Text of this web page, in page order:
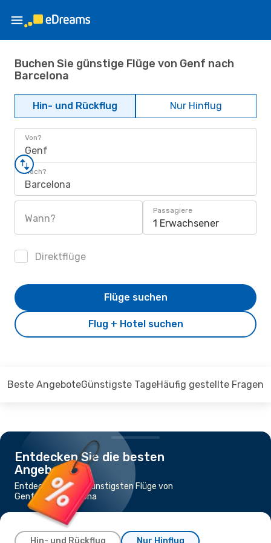
Buchen Sie günstige Flüge von Genf nach
Barcelona
Hin- und Rückflug Nur Hinflug
Von?
Genf
Nach?
Barcelona
Wann?
Passagiere
1 Erwachsener
Direktflüge
Flug + Hotel suchen
Flüge suchen
Beste AngeboteGünstigste TageHäufig gestellte Fragen
Entdecken Sie die besten
Angebote
Entdecken Sie die günstigsten Flüge von
Genf nach Barcelona
Hin- und Rückflug Nur Hinflug